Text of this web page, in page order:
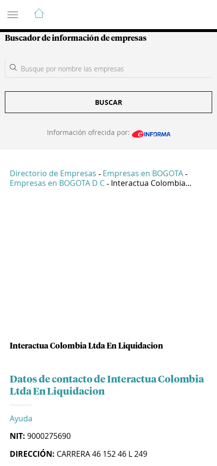
Guía de Empresas Colombianas
Buscador de información de empresas
BUSCAR
Información ofrecida por:
Directorio de Empresas - Empresas en BOGOTA -
Empresas en BOGOTA D C - Interactua Colombia...
Interactua Colombia Ltda En Liquidacion
Datos de contacto de Interactua Colombia
Ltda En Liquidacion
Ayuda
NIT: 9000275690
DIRECCIÓN: CARRERA 46 152 46 L 249